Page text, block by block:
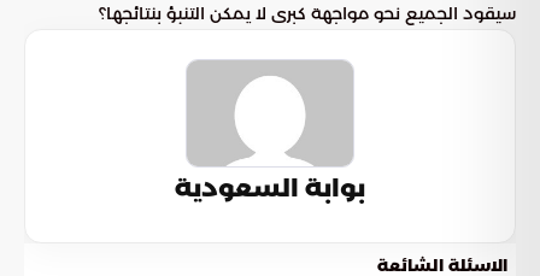
سيقود الجميع نحو مواجهة كبرى لا يمكن التنبؤ بنتائجها؟
بوابة السعودية
الاسئلة الشائعة